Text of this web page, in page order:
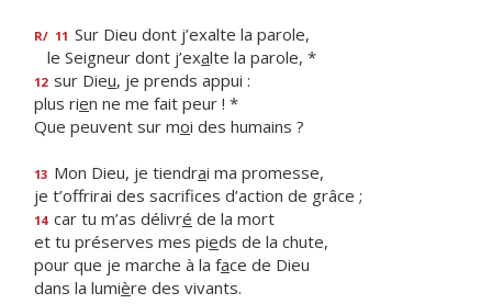
R/ 11 Sur Dieu dont j’exalte la parole,
le Seigneur dont j’exalte la parole, *
12 sur Dieu, je prends appui :
plus rien ne me fait peur ! *
Que peuvent sur moi des humains ?
13 Mon Dieu, je tiendrai ma promesse,
je t’offrirai des sacrifces d’action de grâce ;
14 car tu m’as délivré de la mort
et tu préserves mes pieds de la chute,
pour que je marche à la face de Dieu
dans la lumière des vivants.